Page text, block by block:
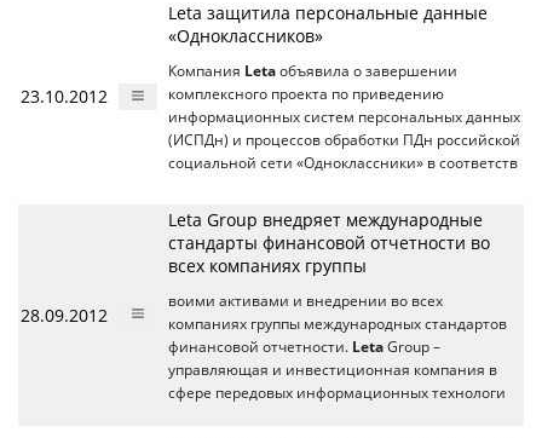
23.10.2012
Leta защитила персональные данные
«Одноклассников»
Компания Leta объявила о завершении
комплексного проекта по приведению
информационных систем персональных данных
(ИСПДн) и процессов обработки ПДн российской
социальной сети «Одноклассники» в соответств
28.09.2012
Leta Group внедряет международные
стандарты финансовой отчетности во
всех компаниях группы
воими активами и внедрении во всех
компаниях группы международных стандартов
финансовой отчетности. Leta Group –
управляющая и инвестиционная компания в
сфере передовых информационных технологи